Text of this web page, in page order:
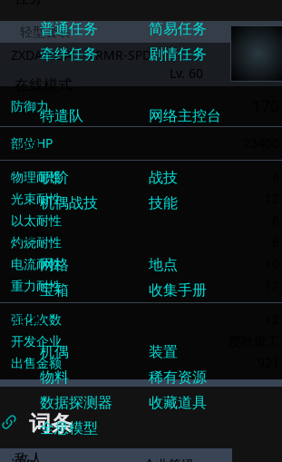
轻型套装
ZXDA80SA L-ARMR-SPD
Lv. 60
防御力
部位HP
物理耐性
光束耐性
以太耐性
灼烧耐性
电流耐性
重力耐性
强化次数
开发企业
出售金额
词条